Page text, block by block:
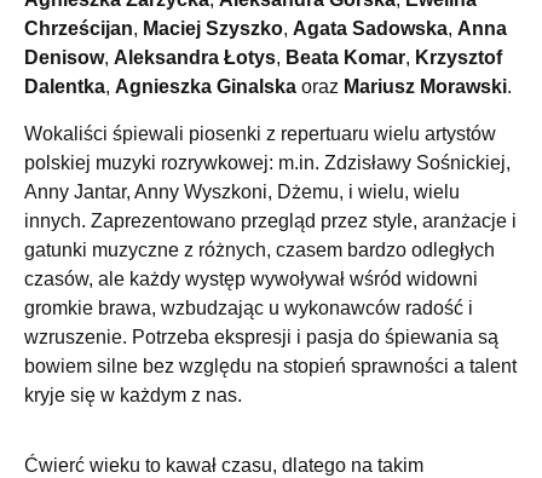
Chrześcijan, Maciej Szyszko, Agata Sadowska, Anna
Denisow, Aleksandra Łotys, Beata Komar, Krzysztof
Dalentka, Agnieszka Ginalska oraz Mariusz Morawski.
Wokaliści śpiewali piosenki z repertuaru wielu artystów
polskiej muzyki rozrywkowej: m.in. Zdzisławy Sośnickiej,
Anny Jantar, Anny Wyszkoni, Dżemu, i wielu, wielu
innych. Zaprezentowano przegląd przez style, aranżacje i
gatunki muzyczne z różnych, czasem bardzo odległych
czasów, ale każdy występ wywoływał wśród widowni
gromkie brawa, wzbudzając u wykonawców radość i
wzruszenie. Potrzeba ekspresji i pasja do śpiewania są
bowiem silne bez względu na stopień sprawności a talent
kryje się w każdym z nas.
Ćwierć wieku to kawał czasu, dlatego na takim